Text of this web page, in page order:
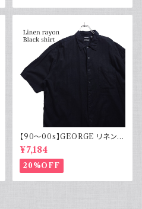
【90～00s】GEORGE リネンレ
ーヨンシャツ 黒 ボックスシルエ
ット XL
¥7,184
20%OFF